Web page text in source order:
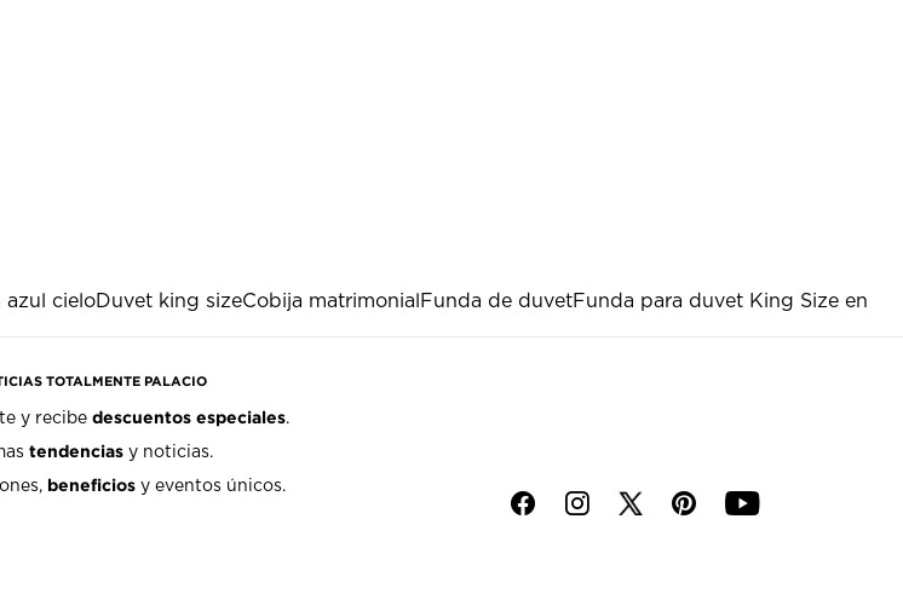
azul cieloDuvet king sizeCobija matrimonial Funda de duvetFunda para duvet King Size en
TOTALMENTE PALACIO
y recibedescuentos especiales.
tendencias y noticias.
beneficios y eventos únicos.
f i p y